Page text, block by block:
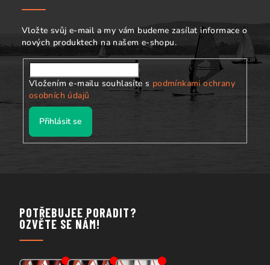
Vložte svůj e-mail a my vám budeme zasílat informace o
nových produktech na našem e-shopu.
Vložením e-mailu souhlasíte s podmínkami ochrany
osobních údajů
Přihlásit se
POTŘEBUJEE PORADIT?
OZVĚTE SE NÁM!